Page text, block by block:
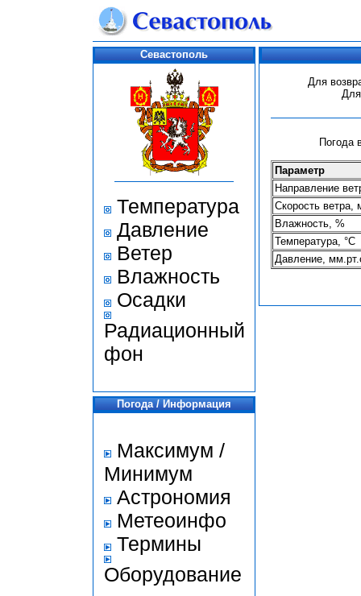
Севастополь
Температура
Давление
Ветер
Влажность
Осадки
Радиационный
фон
Погода / Информация
Максимум /
Минимум
Астрономия
Метеоинфо
Термины
Оборудование
Для
Погода
Параметр
Направление
Скорость ветра,
Влажность, %
Температура, °С
Давление,